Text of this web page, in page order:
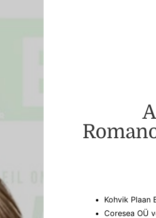
Kohvik Plaan
Coresea OÜ